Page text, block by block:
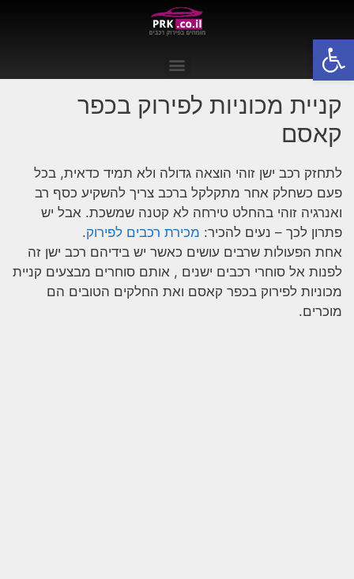
פתח סרגל נגישות
קניית מכוניות לפירוק בכפר
קאסם
לתחזק רכב ישן זוהי הוצאה גדולה ולא תמיד כדאית, בכל
פעם כשחלק אחר מתקלקל ברכב צריך להשקיע כסף רב
ואנרגיה זוהי בהחלט טירחה לא קטנה שמשכת. אבל יש
פתרון לכך – נעים להכיר: מכירת רכבים לפירוק.
אחת הפעולות שרבים עושים כאשר יש בידיהם רכב ישן זה
לפנות אל סוחרי רכבים ישנים , אותם סוחרים מבצעים קניית
מכוניות לפירוק בכפר קאסם ואת החלקים הטובים הם
מוכרים.